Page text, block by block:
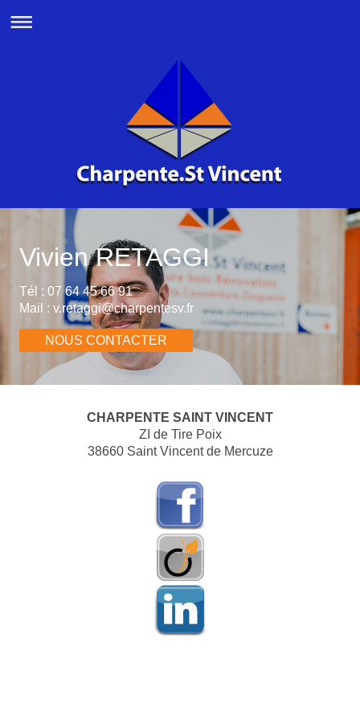
Vivien RETAGGI
Tél : 07 64 45 66 91
Mail : v.retaggi@charpentesv.fr
NOUS CONTACTER
CHARPENTE SAINT VINCENT
ZI de Tire Poix
38660 Saint Vincent de Mercuze